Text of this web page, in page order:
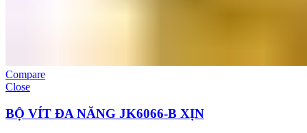
Compare
Close
BỘ VÍT ĐA NĂNG JK6066-B XỊN